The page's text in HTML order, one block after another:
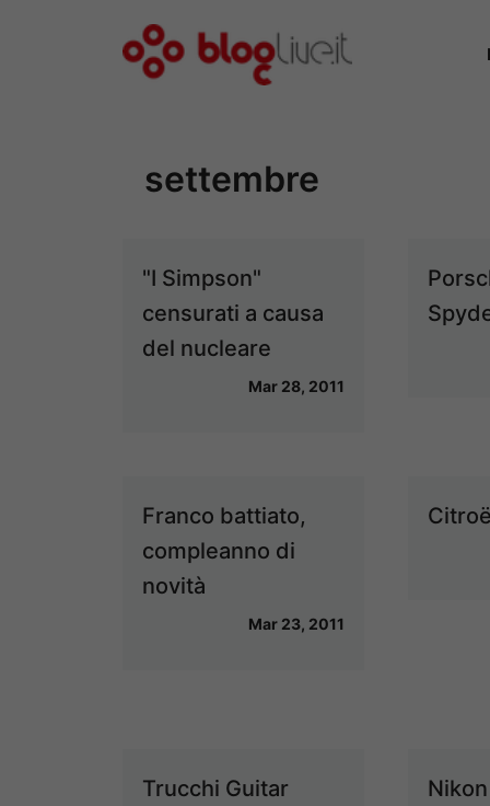
settembre
"I Simpson"
censurati a causa
del nucleare
Mar 28, 2011
Franco battiato,
compleanno di
novità
Mar 23, 2011
Trucchi Guitar